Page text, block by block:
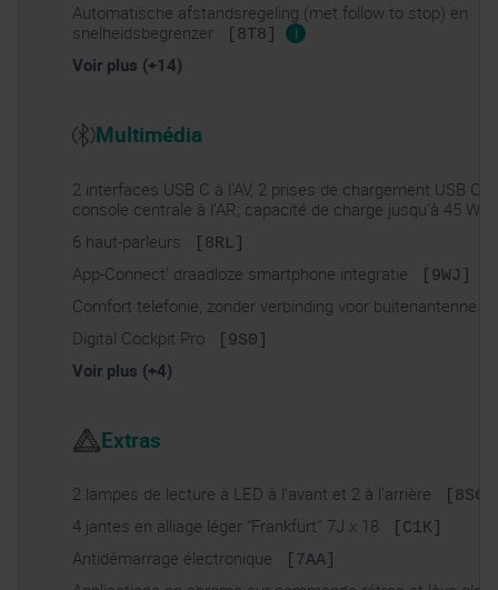
Automatische afstandsregeling (met follow to stop) en
snelheidsbegrenzer
[8T8] i
Voir plus (+14)
Multimédia
2 interfaces USB C à l’AV, 2 prises de chargement USB C
console centrale à l’AR; capacité de charge jusqu’à 45 W
6 haut-parleurs [8RL]
App-Connect’ draadloze smartphone integratie [9WJ]
Comfort telefonie, zonder verbinding voor buitenantenne
Digital Cockpit Pro [9S0]
Voir plus (+4)
Extras
2 lampes de lecture à LED à l’avant et 2 à l’arrière [8S6]
4 jantes en alliage léger “Frankfurt” 7J x 18 [C1K]
Antidémarrage électronique [7AA]